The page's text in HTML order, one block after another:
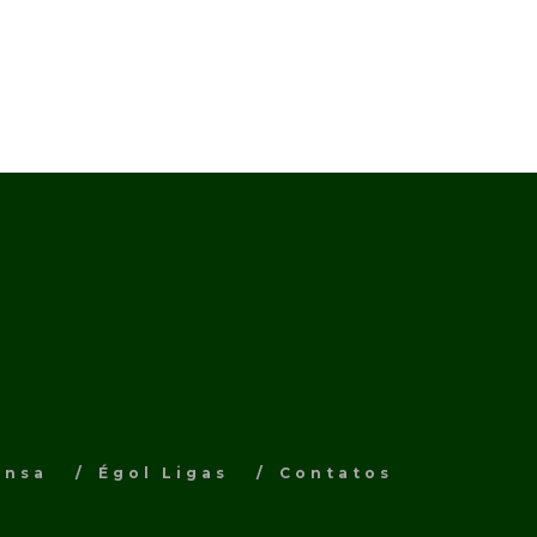
Égol Ligas Contatos